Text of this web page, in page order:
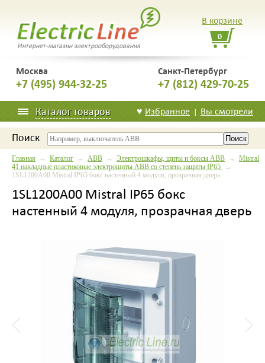
Интернет-магазин электрооборудования
Москва
+7 (495) 944-32-25
Санкт-Петербург
+7 (812) 429-70-25
В корзине
0
Каталог товаров ♥ Избранное | Вы смотрели
Поиск
Главная → Каталог → ABB → Электрошкафы, щиты и боксы ABB → Mistral
41 накладные пластиковые электрощиты ABB со степень защиты IP65 →
1SL1200A00 Mistral IP65 бокс настенный 4 модуля, прозрачная дверь
1SL1200A00 Mistral IP65 бокс
настенный 4 модуля, прозрачная дверь